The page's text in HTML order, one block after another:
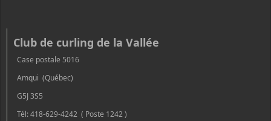
Club de curling de la Vallée
Case postale 5016
Amqui (Québec)
G5J 3S5
Tél: 418-629-4242 ( Poste 1242 )